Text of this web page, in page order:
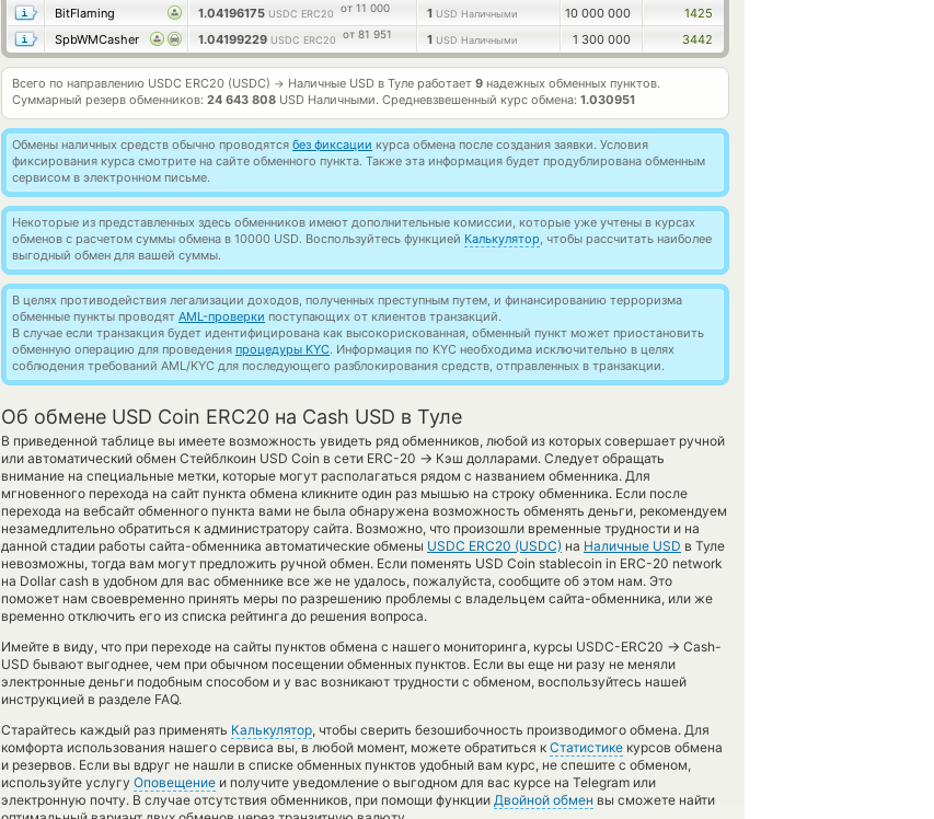
BitFlaming
1.04196175 USDC ERC20 от 11 000 1 USD Наличными 10 000 000
1425
SpbWMCasher
1.04199229 USDC ERC20 от 81 951 1 USD Наличными 1 300 000 3442
Всего по направлению USDC ERC20 (USDC) → Наличные USD в Туле работает 9 надежных обменных пунктов.
Суммарный резерв обменников: 24 643 808 USD Наличными. Средневзвешенный курс обмена: 1.030951
Обмены наличных средств обычно проводятся без фиксации курса обмена после создания заявки. Условия
фиксирования курса смотрите на сайте обменного пункта. Также эта информация будет продублирована обменным
сервисом в электронном письме.
Некоторые из представленных здесь обменников имеют дополнительные комиссии, которые уже учтены в курсах
обменов с расчетом суммы обмена в 10000 USD. Воспользуйтесь функцией Калькулятор, чтобы рассчитать наиболее
выгодный обмен для вашей суммы.
В целях противодействия легализации доходов, полученных преступным путем, и финансированию терроризма
обменные пункты проводят AML-проверки поступающих от клиентов транзакций.
В случае если транзакция будет идентифицирована как высокорискованная, обменный пункт может приостановить
обменную операцию для проведения процедуры KYC. Информация по KYC необходима исключительно в целях
соблюдения требований AML/KYC для последующего разблокирования средств, отправленных в транзакции.
Об обмене USD Coin ERC20 на Cash USD в Туле
В приведенной таблице вы имеете возможность увидеть ряд обменников, любой из которых совершает ручной
или автоматический обмен Стейблкоин USD Coin в сети ERC-20 → Кэш долларами. Следует обращать
внимание на специальные метки, которые могут располагаться рядом с названием обменника. Для
мгновенного перехода на сайт пункта обмена кликните один раз мышью на строку обменника. Если после
перехода на вебсайт обменного пункта вами не была обнаружена возможность обменять деньги, рекомендуем
незамедлительно обратиться к администратору сайта. Возможно, что произошли временные трудности и на
данной стадии работы сайта-обменника автоматические обмены USDC ERC20 (USDC) на Наличные USD в Туле
невозможны, тогда вам могут предложить ручной обмен. Если поменять USD Coin stablecoin in ERC-20 network
на Dollar cash в удобном для вас обменнике все же не удалось, пожалуйста, сообщите об этом нам. Это
поможет нам своевременно принять меры по разрешению проблемы с владельцем сайта-обменника, или же
временно отключить его из списка рейтинга до решения вопроса.
Имейте в виду, что при переходе на сайты пунктов обмена с нашего мониторинга, курсы USDC-ERC20 → Cash-
USD бывают выгоднее, чем при обычном посещении обменных пунктов. Если вы еще ни разу не меняли
электронные деньги подобным способом и у вас возникают трудности с обменом, воспользуйтесь нашей
инструкцией в разделе FAQ.
Старайтесь каждый раз применять Калькулятор, чтобы сверить безошибочность производимого обмена. Для
комфорта использования нашего сервиса вы, в любой момент, можете обратиться к Статистике курсов обмена
и резервов. Если вы вдруг не нашли в списке обменных пунктов удобный вам курс, не спешите с обменом,
используйте услугу Оповещение и получите уведомление о выгодном для вас курсе на Telegram или
электронную почту. В случае отсутствия обменников, при помощи функции Двойной обмен вы сможете найти